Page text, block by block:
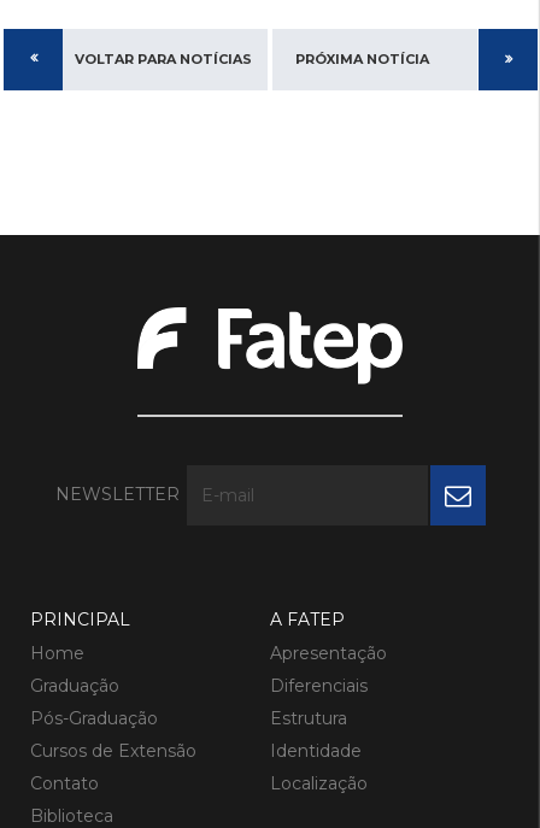
VOLTAR PARA NOTÍCIAS PRÓXIMA NOTÍCIA
NEWSLETTER
PRINCIPAL
Home
Graduação
Pós-Graduação
Cursos de Extensão
Contato
Biblioteca
A FATEP
Apresentação
Diferenciais
Estrutura
Identidade
Localização